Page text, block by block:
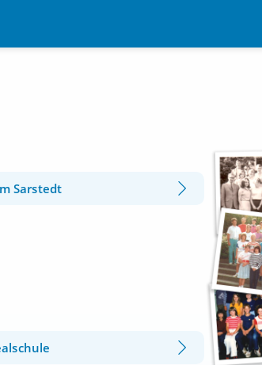
Sarstedt